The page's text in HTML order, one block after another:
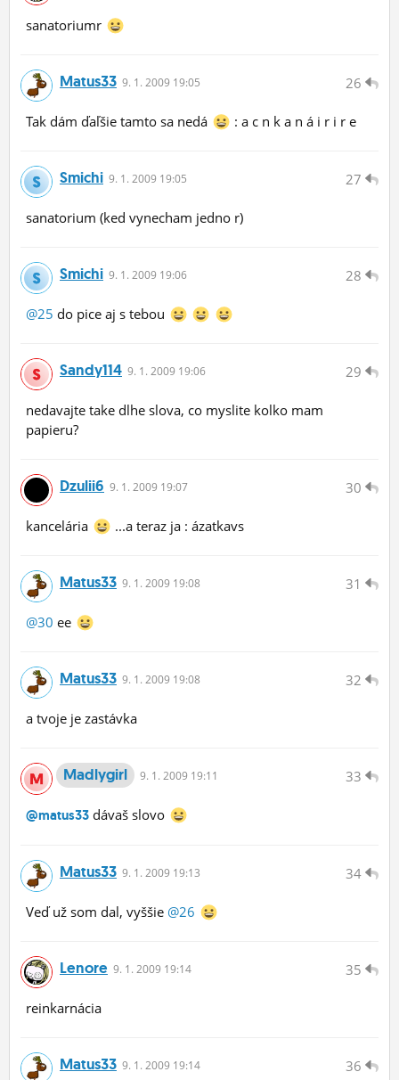
sanatoriumr
26
Matus33 9. 1. 2009 19:05
Tak dám ďaľšie tamto sa nedá : a c n k a n á i r i r e
27
Smichi 9. 1. 2009 19:05
sanatorium (ked vynecham jedno r)
28
Smichi 9. 1. 2009 19:06
@25 do pice aj s tebou
29
Sandy114 9. 1. 2009 19:06
nedavajte take dlhe slova, co myslite kolko mam
papieru?
30
Dzulii6 9. 1. 2009 19:07
kancelária ...a teraz ja : ázatkavs
31
Matus33 9. 1. 2009 19:08
@30 ee
32
Matus33 9. 1. 2009 19:08
a tvoje je zastávka
33
Madlygirl 9. 1. 2009 19:11
@matus33 dávaš slovo
34
Matus33 9. 1. 2009 19:13
Veď už som dal, vyššie @26
35
Lenore 9. 1. 2009 19:14
reinkarnácia
36
Matus33 9. 1. 2009 19:14